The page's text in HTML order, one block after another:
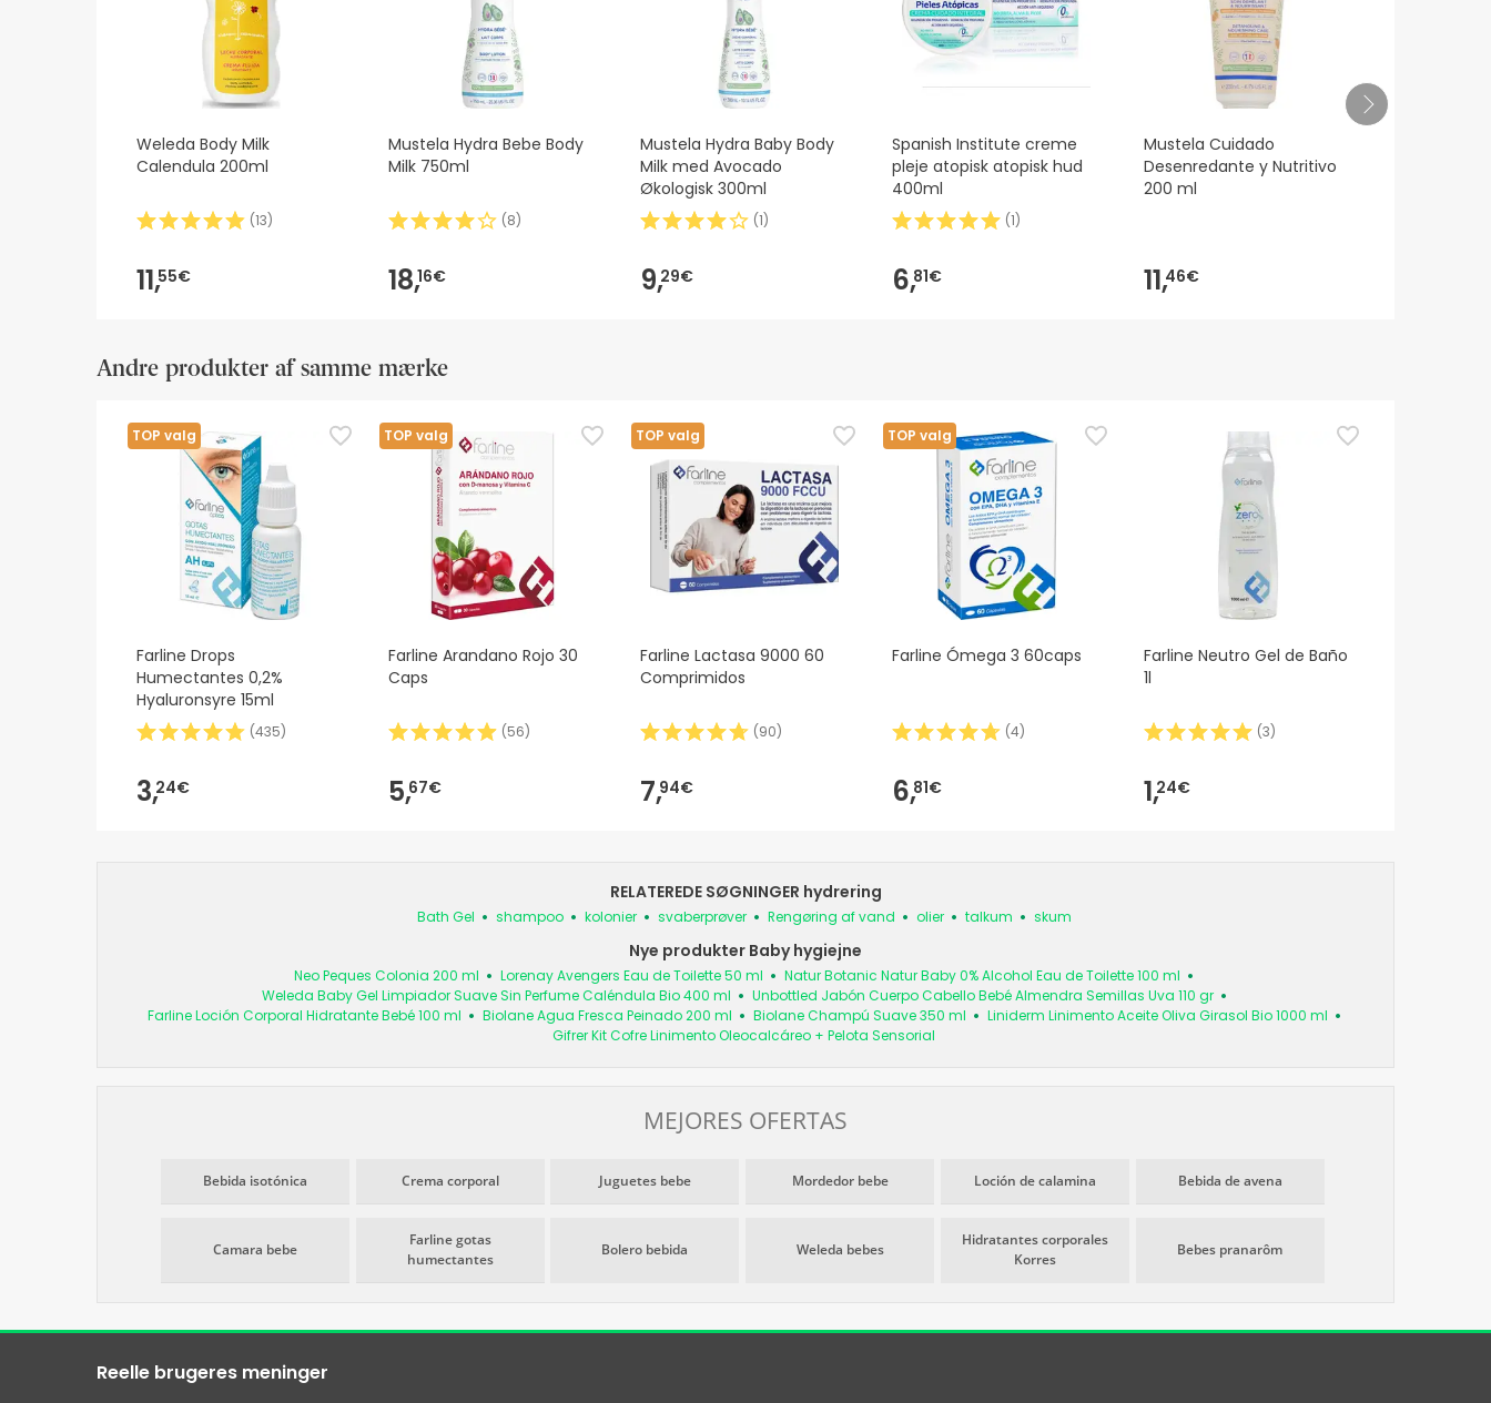
Weleda Body Milk
Calendula 200ml
(13)
11,55€
Mustela Hydra Bebe Body
Milk 750ml
(8)
18,16€
Mustela Hydra Baby Body
Milk med Avocado
Økologisk 300ml
(1)
9,29€
Spanish Institute creme
pleje atopisk atopisk hud
400ml
(1)
6,81€
Mustela Cuidado
Desenredante y Nutritivo
200 ml
11,46€
Andre produkter af samme mærke
TOP valg
Farline Drops
Humectantes 0,2%
Hyaluronsyre 15ml
(435)
3,24€
TOP valg
Farline Arandano Rojo 30
Caps
(56)
5,67€
TOP valg
Farline Lactasa 9000 60
Comprimidos
(90)
7,94€
TOP valg
Farline Ómega 3 60caps
(4)
6,81€
Farline Neutro Gel de Baño
1l
(3)
1,24€
RELATEREDE SØGNINGER hydrering
Bath Gel shampoo kolonier svaberprøver Rengøring af vand olier talkum skum
Nye produkter Baby hygiejne
Neo Peques Colonia 200 ml Lorenay Avengers Eau de Toilette 50 ml
Natur Botanic Natur Baby 0% Alcohol Eau de Toilette 100 ml
Weleda Baby Gel Limpiador Suave Sin Perfume Caléndula Bio 400 ml
Unbottled Jabón Cuerpo Cabello Bebé Almendra Semillas Uva 110 gr
Farline Loción Corporal Hidratante Bebé 100 ml
Biolane Agua Fresca Peinado 200 ml Biolane Champú Suave 350 ml
Liniderm Linimento Aceite Oliva Girasol Bio 1000 ml
Gifrer Kit Cofre Linimento Oleocalcáreo + Pelota Sensorial
MEJORES OFERTAS
Bebida isotónica Crema corporal Juguetes bebe Mordedor bebe Loción de calamina Bebida de avena
Camara bebe
Farline gotas
humectantes
Bolero bebida Weleda bebes
Hidratantes corporales
Korres
Bebes pranarôm
Reelle brugeres meninger